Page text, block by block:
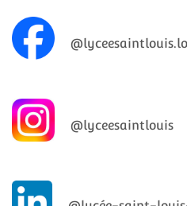
@lyceesaintlouis